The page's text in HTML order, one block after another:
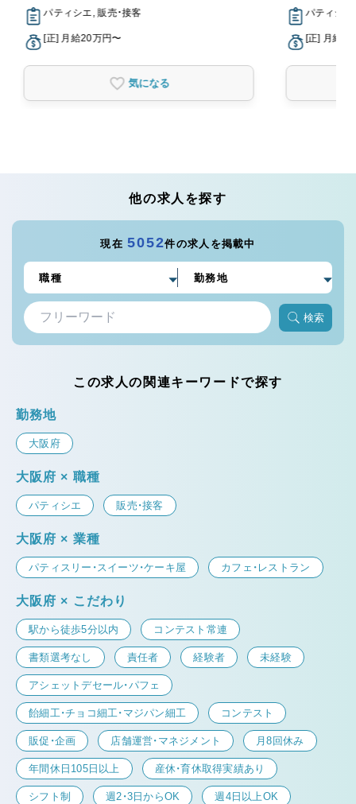
パティシエ, 販売・接客
[正] 月給20万円〜
気になる
パティシエ
[正] 月給
他の求人を探す
現在5052件の求人を掲載中
検索
この求人の関連キーワードで探す
勤務地
大阪府
大阪府 × 職種
パティシエ 販売・接客
大阪府 × 業種
パティスリー・スイーツ・ケーキ屋 カフェ・レストラン
大阪府 × こだわり
駅から徒歩5分以内 コンテスト常連
書類選考なし 責任者 経験者 未経験
アシェットデセール・パフェ
飴細工・チョコ細工・マジパン細工 コンテスト
販促・企画 店舗運営・マネジメント 月8回休み
年間休日105日以上 産休・育休取得実績あり
シフト制 週2・3日からOK 週4日以上OK